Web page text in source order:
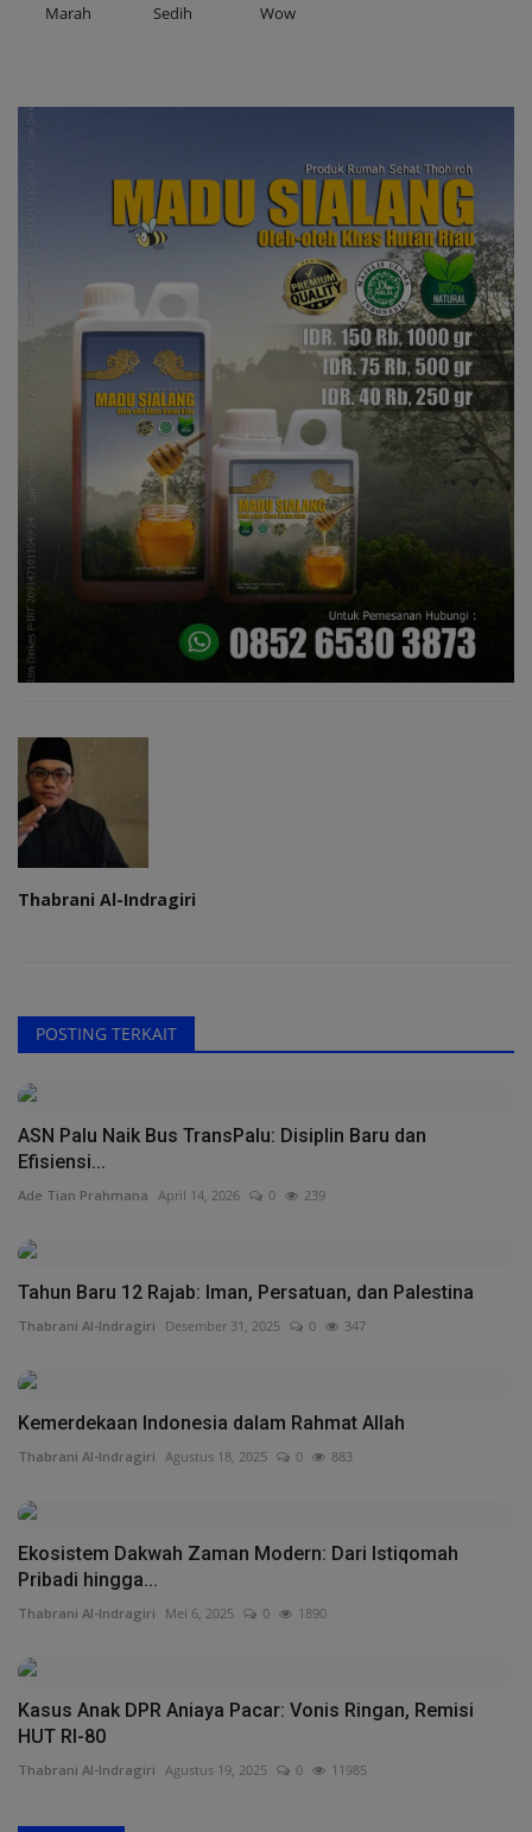
Marah Sedih Wow
Thabrani Al-Indragiri
POSTING TERKAIT
ASN Palu Naik Bus TransPalu: Disiplin Baru dan
Efisiensi...
Ade Tian Prahmana April 14, 2026 0 239
Tahun Baru 12 Rajab: Iman, Persatuan, dan Palestina
Thabrani Al-Indragiri Desember 31, 2025 0 347
Kemerdekaan Indonesia dalam Rahmat Allah
Thabrani Al-Indragiri Agustus 18, 2025 0 883
Ekosistem Dakwah Zaman Modern: Dari Istiqomah
Pribadi hingga...
Thabrani Al-Indragiri Mei 6, 2025 0 1890
Kasus Anak DPR Aniaya Pacar: Vonis Ringan, Remisi
HUT RI-80
Thabrani Al-Indragiri Agustus 19, 2025 0 11985